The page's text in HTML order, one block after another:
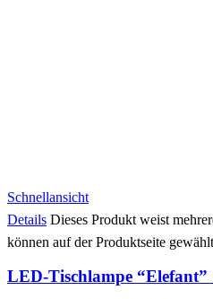
Schnellansicht
Details Dieses Produkt weist
können auf der Produktseite
LED-Tischlampe “Elefant”